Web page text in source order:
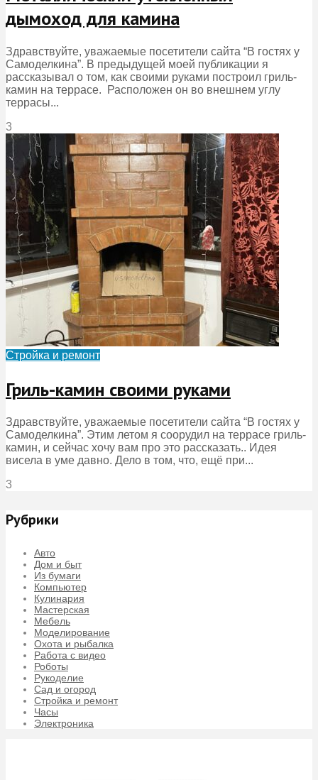
дымоход для камина
Здравствуйте, уважаемые посетители сайта “В гостях у
Самоделкина”. В предыдущей моей публикации я
рассказывал о том, как своими руками построил гриль-
камин на террасе. Расположен он во внешнем углу
террасы...
3
Стройка и ремонт
Гриль-камин своими руками
Здравствуйте, уважаемые посетители сайта “В гостях у
Самоделкина”. Этим летом я соорудил на террасе гриль-
камин, и сейчас хочу вам про это рассказать.. Идея
висела в уме давно. Дело в том, что, ещё при...
3
Рубрики
Авто
Дом и быт
Из бумаги
Компьютер
Кулинария
Мастерская
Мебель
Моделирование
Охота и рыбалка
Работа с видео
Роботы
Рукоделие
Сад и огород
Стройка и ремонт
Часы
Электроника